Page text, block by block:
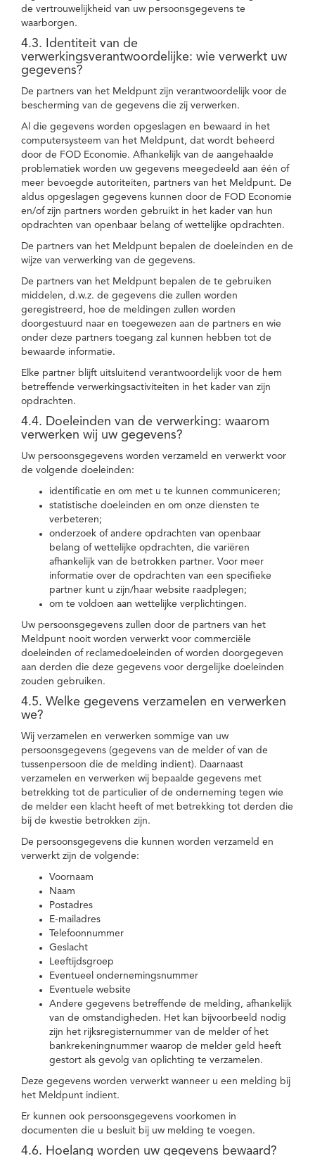
de vertrouwelijkheid van uw persoonsgegevens te
waarborgen.
4.3. Identiteit van de
verwerkingsverantwoordelijke: wie verwerkt uw
gegevens?
De partners van het Meldpunt zijn verantwoordelijk voor de
bescherming van de gegevens die zij verwerken.
Al die gegevens worden opgeslagen en bewaard in het
computersysteem van het Meldpunt, dat wordt beheerd
door de FOD Economie. Afhankelijk van de aangehaalde
problematiek worden uw gegevens meegedeeld aan één of
meer bevoegde autoriteiten, partners van het Meldpunt. De
aldus opgeslagen gegevens kunnen door de FOD Economie
en/of zijn partners worden gebruikt in het kader van hun
opdrachten van openbaar belang of wettelijke opdrachten.
De partners van het Meldpunt bepalen de doeleinden en de
wijze van verwerking van de gegevens.
De partners van het Meldpunt bepalen de te gebruiken
middelen, d.w.z. de gegevens die zullen worden
geregistreerd, hoe de meldingen zullen worden
doorgestuurd naar en toegewezen aan de partners en wie
onder deze partners toegang zal kunnen hebben tot de
bewaarde informatie.
Elke partner blijft uitsluitend verantwoordelijk voor de hem
betreffende verwerkingsactiviteiten in het kader van zijn
opdrachten.
4.4. Doeleinden van de verwerking: waarom
verwerken wij uw gegevens?
Uw persoonsgegevens worden verzameld en verwerkt voor
de volgende doeleinden:
identificatie en om met u te kunnen communiceren;
statistische doeleinden en om onze diensten te
verbeteren;
onderzoek of andere opdrachten van openbaar
belang of wettelijke opdrachten, die variëren
afhankelijk van de betrokken partner. Voor meer
informatie over de opdrachten van een specifieke
partner kunt u zijn/haar website raadplegen;
om te voldoen aan wettelijke verplichtingen.
Uw persoonsgegevens zullen door de partners van het
Meldpunt nooit worden verwerkt voor commerciële
doeleinden of reclamedoeleinden of worden doorgegeven
aan derden die deze gegevens voor dergelijke doeleinden
zouden gebruiken.
4.5. Welke gegevens verzamelen en verwerken
we?
Wij verzamelen en verwerken sommige van uw
persoonsgegevens (gegevens van de melder of van de
tussenpersoon die de melding indient). Daarnaast
verzamelen en verwerken wij bepaalde gegevens met
betrekking tot de particulier of de onderneming tegen wie
de melder een klacht heeft of met betrekking tot derden die
bij de kwestie betrokken zijn.
De persoonsgegevens die kunnen worden verzameld en
verwerkt zijn de volgende:
Voornaam
Naam
Postadres
E-mailadres
Telefoonnummer
Geslacht
Leeftijdsgroep
Eventueel ondernemingsnummer
Eventuele website
Andere gegevens betreffende de melding, afhankelijk
van de omstandigheden. Het kan bijvoorbeeld nodig
zijn het rijksregisternummer van de melder of het
bankrekeningnummer waarop de melder geld heeft
gestort als gevolg van oplichting te verzamelen.
Deze gegevens worden verwerkt wanneer u een melding bij
het Meldpunt indient.
Er kunnen ook persoonsgegevens voorkomen in
documenten die u besluit bij uw melding te voegen.
4.6. Hoelang worden uw gegevens bewaard?